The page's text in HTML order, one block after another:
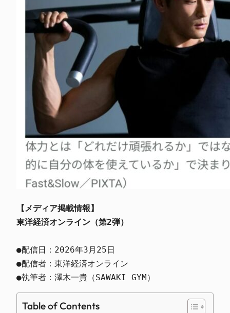
【メディア掲載情報】
東洋経済オンライン（第2弾）
●配信日：2026年3月25日
●配信者：東洋経済オンライン
●執筆者：澤木一貴（SAWAKI GYM）
Table of Contents